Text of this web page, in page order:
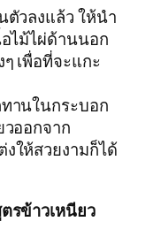
ตัวลงแล้ว ให้นำ
อไม้ไผ่ด้านนอก
เพื่อที่จะแกะ
านในกระบอก
วออกจาก
ให้สวยงามก็ได้
รข้าวเหนียว